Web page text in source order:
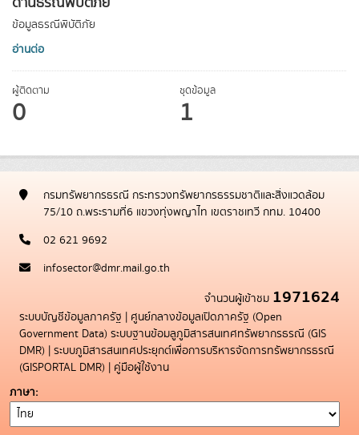
ข้อมูลธรณีพิบัติภัย
อ่านต่อ
ผู้ติดตาม
0
ชุดข้อมูล
1
กรมทรัพยากรธรณี กระทรวงทรัพยากรธรรมชาติและสิ่งแวดล้อม
75/10 ถ.พระรามที่6 แขวงทุ่งพญาไท เขตราชเทวี กทม. 10400
02 621 9692
infosector@dmr.mail.go.th
จำนวนผู้เข้าชม 1971624
ระบบบัญชีข้อมูลภาครัฐ | ศูนย์กลางข้อมูลเปิดภาครัฐ (Open
Government Data) ระบบฐานข้อมลูภูมิสารสนเทศทรัพยากรธรณี (GIS
DMR) | ระบบภูมิสารสนเทศประยุกต์เพื่อการบริหารจัดการทรัพยากรธรณี
(GISPORTAL DMR) | คู่มือผู้ใช้งาน
ภาษา